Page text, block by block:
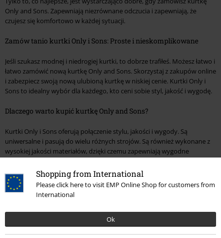
Shopping from International
Please click here to visit EMP Online Shop for customers from
International
Ok
Only and Sons. Zapewniają niezrównane odczucia i zapewniają, że
czujesz się komfortowo w każdej sytuacji.
Zamów tanio kurtki Only i Sons: Proste i nieskomplikowane
Jeśli szukasz modnej i niedrogiej kurtki, to dobrze trafiłeś. Możesz łatwo i
łatwo zamówić nową kurtkę Only and Sons. Skorzystaj z zakupów online
i zabezpiecz swoją nową ulubioną kurtkę w niskiej cenie. Kurtki Only i
Sons to idealny wybór dla każdego, kto ceni sobie styl, jakość i wygodę.
Dlaczego warto kupić kurtkę Only and Sons?
Kurtki Only i Sons oferują połączenie stylu, jakości i wygody. Są
uniwersalne i pasują do wielu różnych strojów. Są również wykonane z
wysokiej jakości materiałów, dzięki czemu zapewniają wygodne
garderoby.
15%
Zapisz się teraz i zyskaj Voucher 15%Zobacz